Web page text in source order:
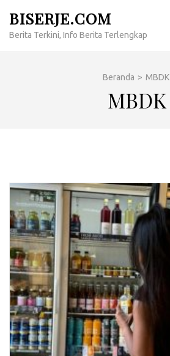
konten
BISERJE.COM
Berita Terkini, Info Berita Terlengkap
Beranda > MBDK
MBDK